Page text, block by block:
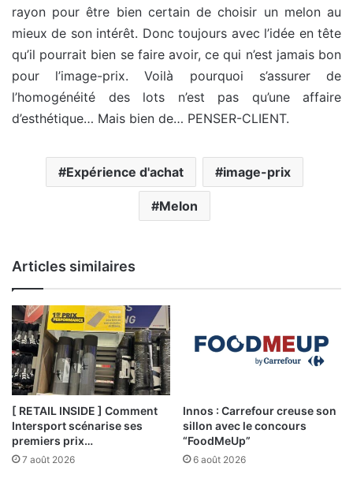
rayon pour être bien certain de choisir un melon au
mieux de son intérêt. Donc toujours avec l’idée en tête
qu’il pourrait bien se faire avoir, ce qui n’est jamais bon
pour l’image-prix. Voilà pourquoi s’assurer de
l’homogénéité des lots n’est pas qu’une affaire
d’esthétique… Mais bien de… PENSER-CLIENT.
Expérience d'achat image-prix
Melon
Articles similaires
[ RETAIL INSIDE ] Comment
Intersport scénarise ses
premiers prix…
7 août 2026
Innos : Carrefour creuse son
sillon avec le concours
“FoodMeUp”
6 août 2026